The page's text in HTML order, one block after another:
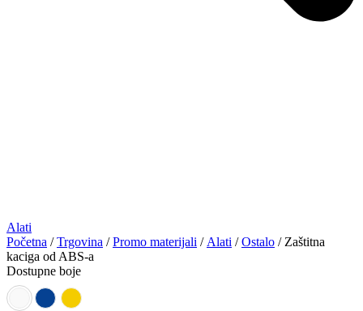
Alati
Početna /Trgovina /Promo materijali / Alati /Ostalo / Zaštitna
kaciga od ABS-a
Dostupne boje